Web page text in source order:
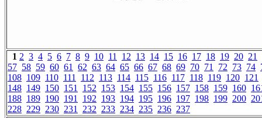
1 2 3 4 5 6 7 8 9 10 11 12 13 14 15 16 17 18 19 20 21
57 58 59 60 61 62 63 64 65 66 67 68 69 70 71 72 73 74
108 109 110 111 112 113 114 115 116 117 118 119 120 121
148 149 150 151 152 153 154 155 156 157 158 159 160
188 189 190 191 192 193 194 195 196 197 198 199 200
228 229 230 231 232 233 234 235 236 237